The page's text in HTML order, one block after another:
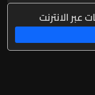
الانترنت